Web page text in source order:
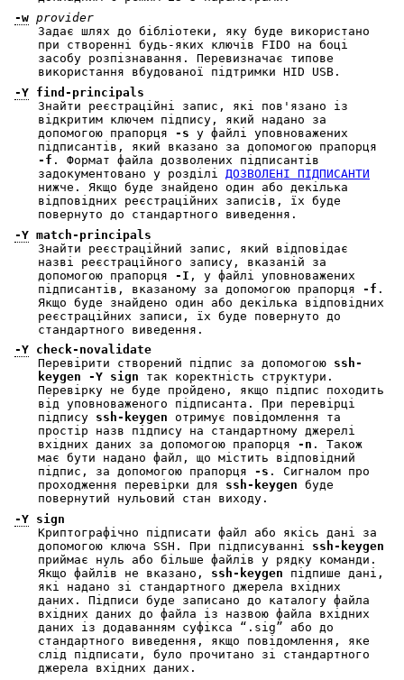
-w provider
Задає шлях до бібліотеки, яку буде використано
при створенні будь-яких ключів FIDO на боці
засобу розпізнавання. Перевизначає типове
використання вбудованої підтримки HID USB.
-Y find-principals
Знайти реєстраційні запис, які пов'язано із
відкритим ключем підпису, який надано за
допомогою прапорця -s у файлі уповноважених
підписантів, який вказано за допомогою прапорця
-f . Формат файла дозволених підписантів
задокументовано у розділі
ДОЗВОЛЕНІ ПІДПИСАНТИ
нижче. Якщо буде знайдено один або декілька
відповідних реєстраційних записів, їх буде
повернуто до стандартного виведення.
-Y match-principals
Знайти реєстраційний запис, який відповідає
назві реєстраційного запису, вказаній за
допомогою прапорця -I , у файлі уповноважених
підписантів, вказаному за допомогою прапорця -f .
Якщо буде знайдено один або декілька відповідних
реєстраційних записи, їх буде повернуто до
стандартного виведення.
-Y check-novalidate
Перевірити створений підпис за допомогою ssh-
keygen
-Y sign так коректність структури.
Перевірку не буде пройдено, якщо підпис походить
від уповноваженого підписанта. При перевірці
підпису ssh-keygen
простір назв підпису на стандартному джерелі
вхідних даних за допомогою прапорця -n . Також
має бути надано файл, що містить відповідний
підпис, за допомогою прапорця -s . Сигналом про
проходження перевірки для ssh-keygen
повернутий нульовий стан виходу.
-Y sign
Криптографічно підписати файл або якісь дані за
допомогою ключа SSH. При підписуванні ssh-keygen
приймає нуль або більше файлів у рядку команди.
Якщо файлів не вказано, ssh-keygen
які надано зі стандартного джерела вхідних
даних. Підписи буде записано до каталогу файла
вхідних даних до файла із назвою файла вхідних
даних із додаванням суфікса “.sig” або до
стандартного виведення, якщо повідомлення, яке
слід підписати, було прочитано зі стандартного
джерела вхідних даних.